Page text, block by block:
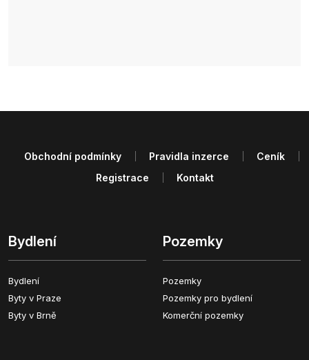
Bydlení
Bydlení
Byty v Praze
Byty v Brně
Pozemky
Pozemky
Pozemky pro bydlení
Komerční pozemky
Obchodní podmínky Pravidla inzerce
Ceník
Registrace
Kontakt